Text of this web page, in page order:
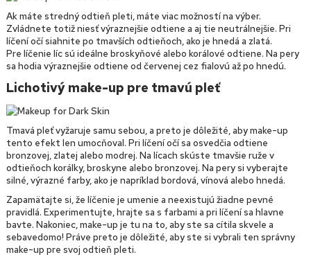
Ak máte stredný odtieň pleti, máte viac možností na výber.
Zvládnete totiž niesť výraznejšie odtiene a aj tie neutrálnejšie. Pri
líčení očí siahnite po tmavších odtieňoch, ako je hnedá a zlatá.
Pre líčenie líc sú ideálne broskyňové alebo korálové odtiene. Na pery
sa hodia výraznejšie odtiene od červenej cez fialovú až po hnedú.
Lichotivý make-up pre tmavú pleť
Tmavá pleť vyžaruje samu sebou, a preto je dôležité, aby make-up
tento efekt len umocňoval. Pri líčení očí sa osvedčia odtiene
bronzovej, zlatej alebo modrej. Na lícach skúste tmavšie ruže v
odtieňoch korálky, broskyne alebo bronzovej. Na pery si vyberajte
silné, výrazné farby, ako je napríklad bordová, vínová alebo hnedá.
Zapamätajte si, že líčenie je umenie a neexistujú žiadne pevné
pravidlá. Experimentujte, hrajte sa s farbami a pri líčení sa hlavne
bavte. Nakoniec, make-up je tu na to, aby ste sa cítila skvele a
sebavedomo! Práve preto je dôležité, aby ste si vybrali ten správny
make-up pre svoj odtieň pleti.